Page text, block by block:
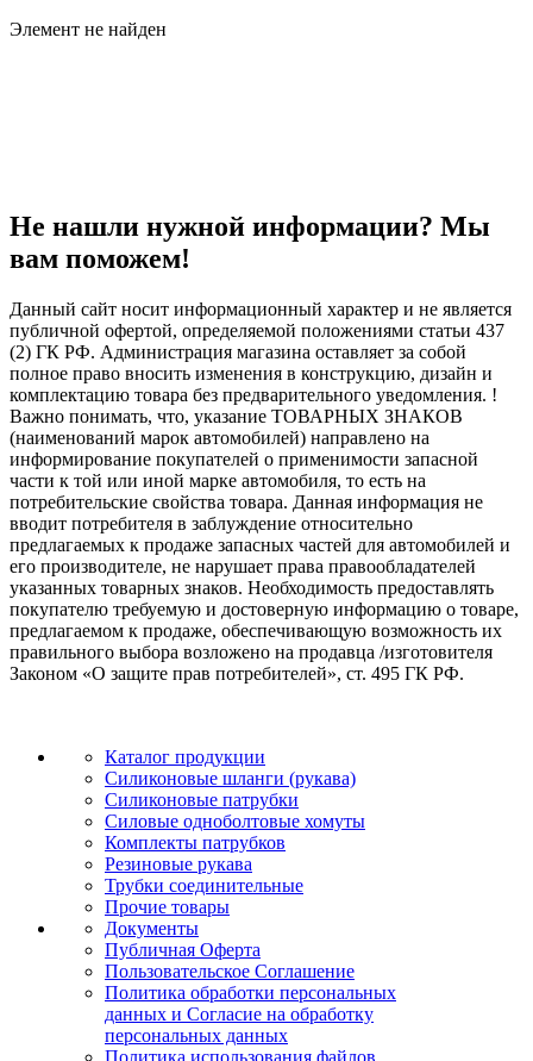
Элемент не найден
Не нашли нужной информации? Мы
вам поможем!
Данный сайт носит информационный характер и не является
публичной офертой, определяемой положениями статьи 437
(2) ГК РФ. Администрация магазина оставляет за собой
полное право вносить изменения в конструкцию, дизайн и
комплектацию товара без предварительного уведомления. !
Важно понимать, что, указание ТОВАРНЫХ ЗНАКОВ
(наименований марок автомобилей) направлено на
информирование покупателей о применимости запасной
части к той или иной марке автомобиля, то есть на
потребительские свойства товара. Данная информация не
вводит потребителя в заблуждение относительно
предлагаемых к продаже запасных частей для автомобилей и
его производителе, не нарушает права правообладателей
указанных товарных знаков. Необходимость предоставлять
покупателю требуемую и достоверную информацию о товаре,
предлагаемом к продаже, обеспечивающую возможность их
правильного выбора возложено на продавца /изготовителя
Законом «О защите прав потребителей», ст. 495 ГК РФ.
Каталог продукции
Силиконовые шланги (рукава)
Силиконовые патрубки
Силовые одноболтовые хомуты
Комплекты патрубков
Резиновые рукава
Трубки соединительные
Прочие товары
Документы
Публичная Оферта
Пользовательское Соглашение
Политика обработки персональных
данных и Согласие на обработку
персональных данных